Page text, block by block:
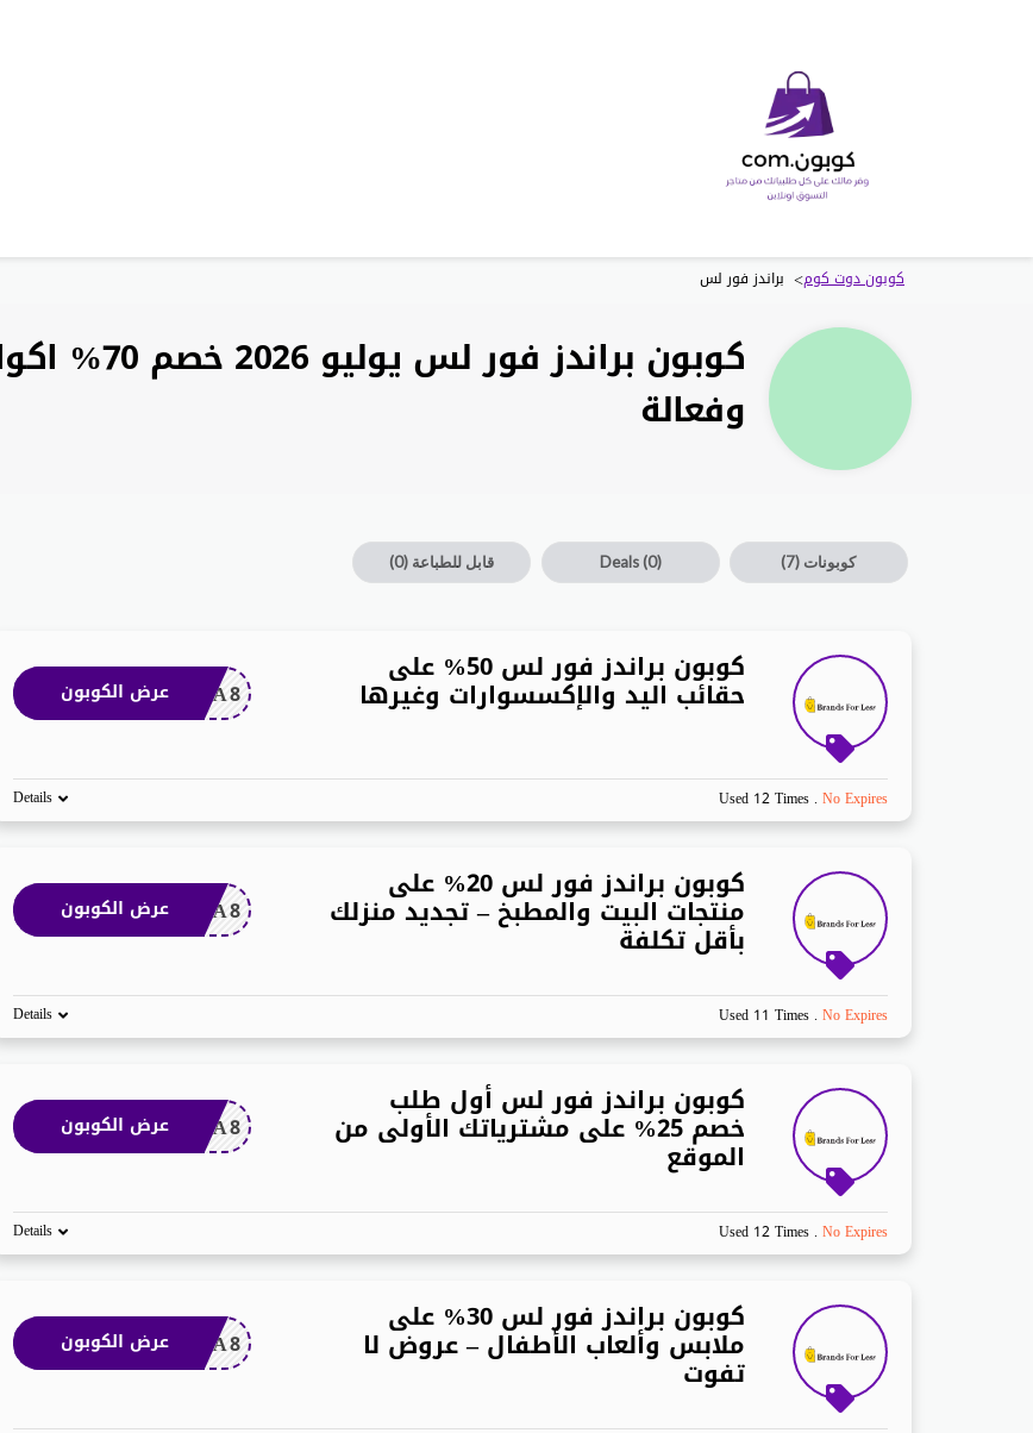
كوبون دوت كوم> براندز فور لس
وفعالة
كوبونات (7)
Deals (0) قابل للطباعة (0)
كوبون براندز فور لس 50% على
حقائب اليد والإكسسوارات وغيرها ADA8 عرض الكوبون
Used 12 Times . No Expires
Details
كوبون براندز فور لس 20% على
منتجات البيت والمطبخ – تجديد منزلك
بأقل تكلفة
ADA8 عرض الكوبون
Used 11 Times . No Expires
Details
كوبون براندز فور لس أول طلب
خصم 25% على مشترياتك الأولى من
الموقع
ADA8 عرض الكوبون
Used 12 Times . No Expires
Details
كوبون براندز فور لس 30% على
ملابس وألعاب الأطفال – عروض لا
تفوت
ADA8 عرض الكوبون